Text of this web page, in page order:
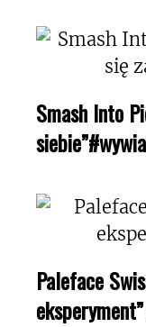
Smash Into
Paleface